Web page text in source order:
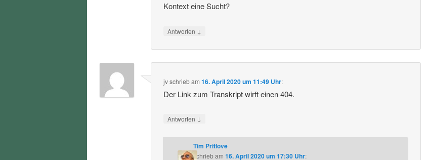
Kontext eine Sucht?
Antworten ↓
jvschriebam16. April 2020 um 11:49 Uhr:
Der Link zum Transkript wirft einen 404.
Antworten ↓
Tim Pritlove
schriebam 16. April 2020 um 17:30 Uhr: